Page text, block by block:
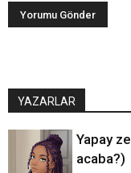
YAZARLAR
Yapay
acaba?)